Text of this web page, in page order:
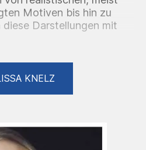
Motiven bis hin zu
Darstellungen mit
Ruhe als auch Stärke
und Verbundenheit
Natürliche Elemente wie
KNELZ